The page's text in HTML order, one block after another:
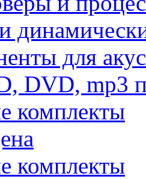
для
DVD, mp3
комплекты
комплекты